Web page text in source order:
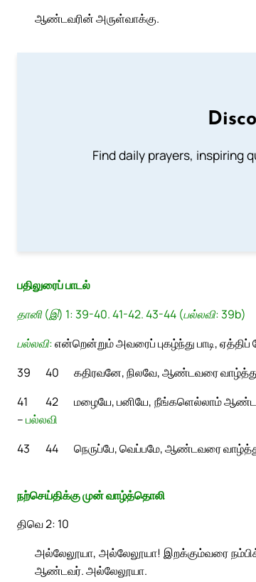
ஆண்டவரின் அருள்வாக்கு.
Find daily prayers, inspiring
பதிலுரைப் பாடல்
தானி (இ) 1: 39-40. 41-42. 43-44 (பல்லவி: 39b)
பல்லவி:என்றென்றும் அவரைப் புகழ்ந்து பாடி,
39
கதிரவனே, நிலவே, ஆண்டவரை
40
41
மழையே, பனியே, நீங்களெல்லாம்
42
–பல்லவி
43
நெருப்பே, வெப்பமே, ஆண்டவரை
44
நற்செய்திக்கு முன் வாழ்த்தொலி
திவெ 2: 10
அல்லேலூயா, அல்லேலூயா! இறக்கும்வரை
ஆண்டவர். அல்லேலூயா.